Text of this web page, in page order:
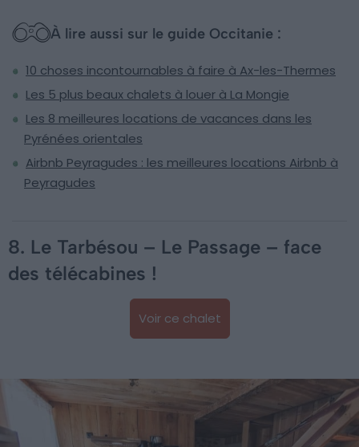
À lire aussi sur le guide Occitanie :
10 choses incontournables à faire à Ax-les-Thermes
Les 5 plus beaux chalets à louer à La Mongie
Les 8 meilleures locations de vacances dans les
Pyrénées orientales
Airbnb Peyragudes : les meilleures locations Airbnb à
Peyragudes
8. Le Tarbésou – Le Passage – face
des télécabines !
Voir ce chalet